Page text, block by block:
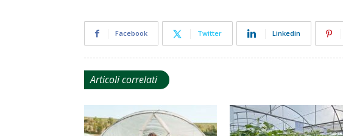
Facebook Twitter Linkedin
Articoli correlati